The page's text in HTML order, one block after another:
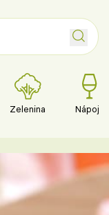
Zelenina Nápoje